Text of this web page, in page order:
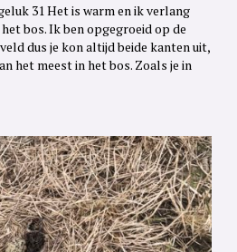
31 Het is warm en ik verlang
bos. Ik ben opgegroeid op de
dus je kon altijd beide kanten uit,
het meest in het bos. Zoals je in